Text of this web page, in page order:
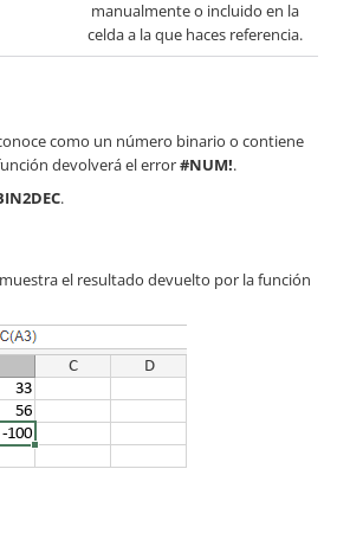
manualmente o incluido en la
celda a la que haces referencia.
como un número binario o contiene
devolverá el error#NUM!.
.
el resultado devuelto por la función